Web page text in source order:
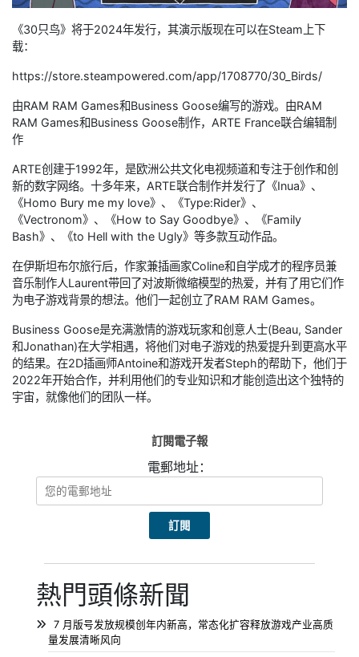
《30只鸟》将于2024年发行，其演示版现在可以在Steam上下
载：
https://store.steampowered.com/app/1708770/30_Birds/
由RAM RAM Games和Business Goose编写的游戏。由RAM
RAM Games和Business Goose制作，ARTE France联合编辑制
作
ARTE创建于1992年，是欧洲公共文化电视频道和专注于创作和创
新的数字网络。十多年来，ARTE联合制作并发行了《Inua》、
《Homo Bury me my love》、《Type:Rider》、
《Vectronom》、《How to Say Goodbye》、《Family
Bash》、《to Hell with the Ugly》等多款互动作品。
在伊斯坦布尔旅行后，作家兼插画家Coline和自学成才的程序员兼
音乐制作人Laurent带回了对波斯微缩模型的热爱，并有了用它们作
为电子游戏背景的想法。他们一起创立了RAM RAM Games。
Business Goose是充满激情的游戏玩家和创意人士(Beau, Sander
和Jonathan)在大学相遇，将他们对电子游戏的热爱提升到更高水平
的结果。在2D插画师Antoine和游戏开发者Steph的帮助下，他们于
2022年开始合作，并利用他们的专业知识和才能创造出这个独特的
宇宙，就像他们的团队一样。
訂閱電子報
電郵地址：
熱門頭條新聞
7 月版号发放规模创年内新高，常态化扩容释放游戏产业高质
量发展清晰风向